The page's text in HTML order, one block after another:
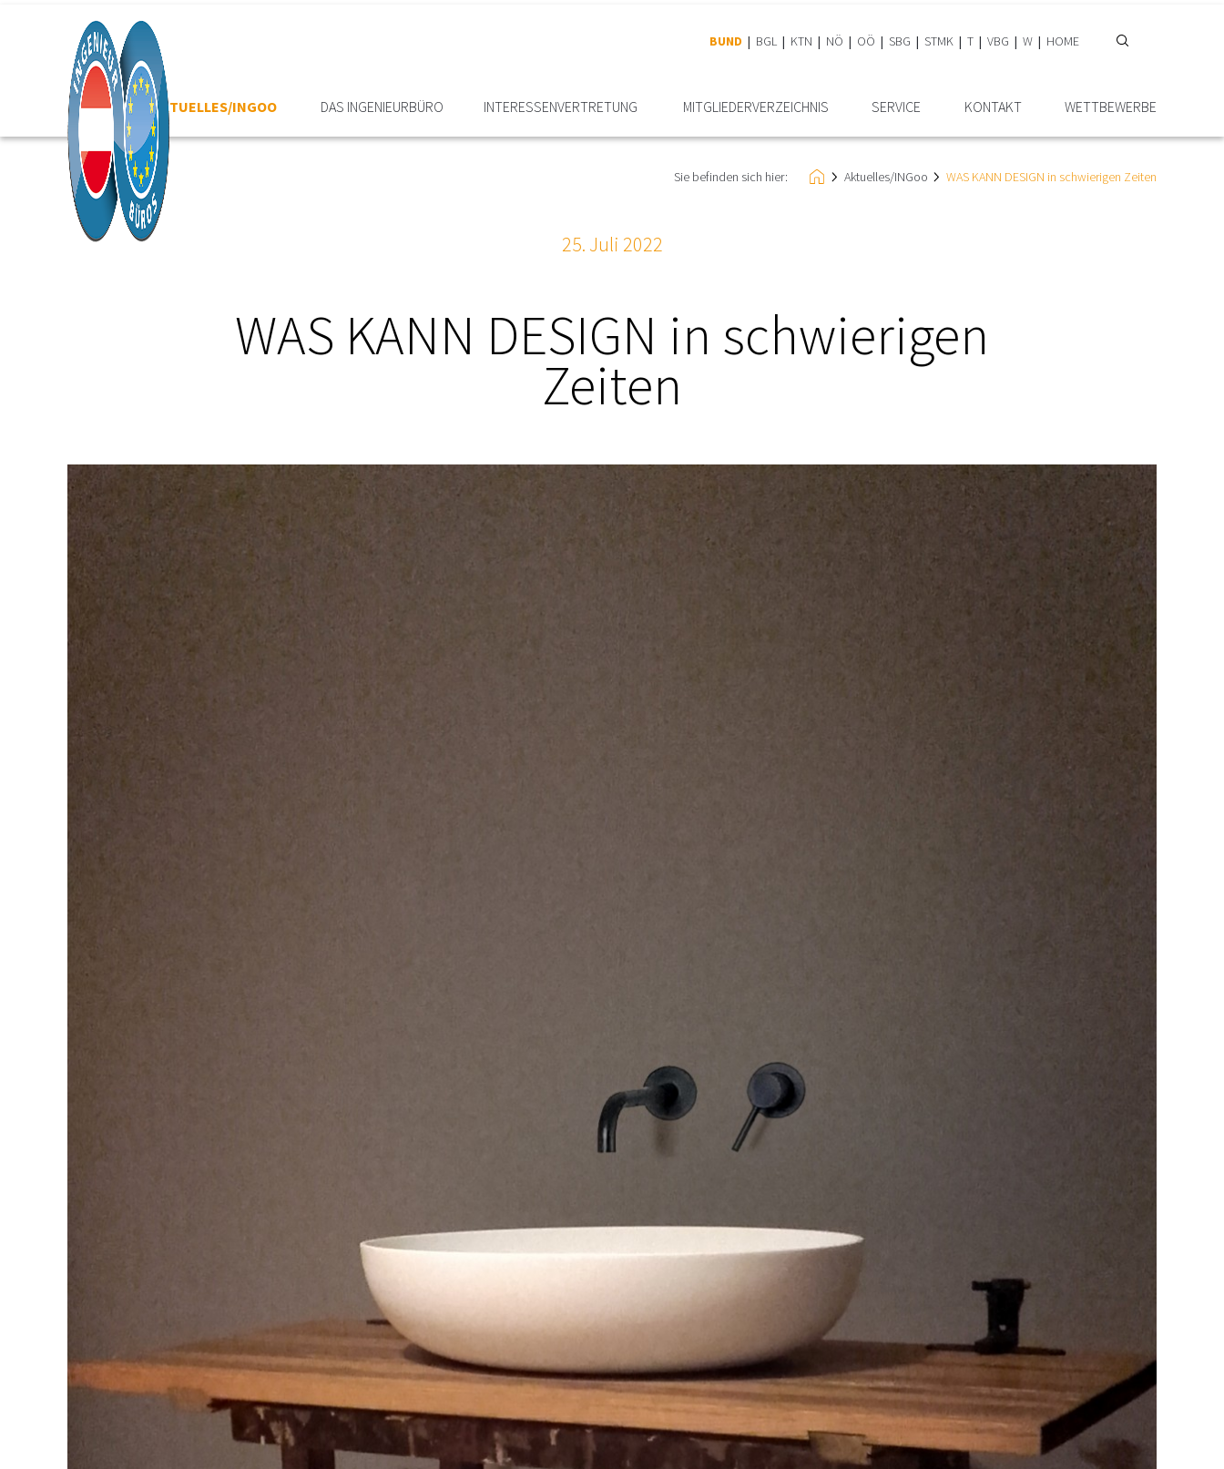
BUND BGL KTN NÖ OÖ SBG STMK T VBG W HOME
HOME AKTUELLES/INGOO DAS INGENIEURBÜRO INTERESSEN­VERTRETUNG MITGLIEDER­VERZEICHNIS SERVICE KONTAKT WETTBEWERBE
Sie befinden sich hier: Aktuelles/INGoo WAS KANN DESIGN in schwierigen Zeiten
25. Juli 2022
WAS KANN DESIGN in schwierigen
Zeiten